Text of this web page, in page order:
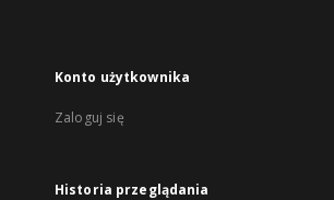
Konto użytkownika
Zaloguj się
Historia przeglądania